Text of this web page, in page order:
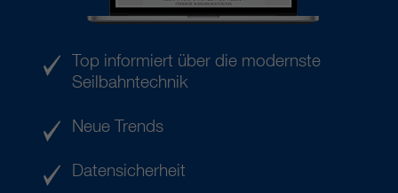
Top informiert über die modernste
Seilbahntechnik
Neue Trends
Datensicherheit